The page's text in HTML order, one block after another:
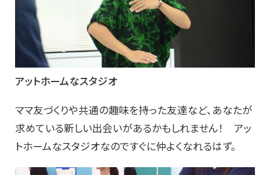
アットホームなスタジオ
ママ友づくりや共通の趣味を持った友達など、あなたが
求めている新しい出会いがあるかもしれません！ アッ
トホームなスタジオなのですぐに仲よくなれるはず。